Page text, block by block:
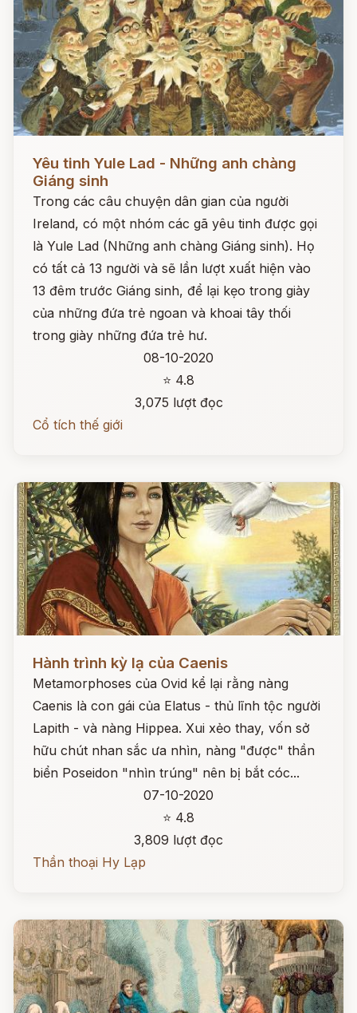
Yêu tinh Yule Lad - Những anh chàng
Giáng sinh
Trong các câu chuyện dân gian của người
Ireland, có một nhóm các gã yêu tinh được gọi
là Yule Lad (Những anh chàng Giáng sinh). Họ
có tất cả 13 người và sẽ lần lượt xuất hiện vào
13 đêm trước Giáng sinh, để lại kẹo trong giày
của những đứa trẻ ngoan và khoai tây thối
trong giày những đứa trẻ hư.
08-10-2020
⭐ 4.8
3,075 lượt đọc
Cổ tích thế giới
Hành trình kỳ lạ của Caenis
Metamorphoses của Ovid kể lại rằng nàng
Caenis là con gái của Elatus - thủ lĩnh tộc người
Lapith - và nàng Hippea. Xui xẻo thay, vốn sở
hữu chút nhan sắc ưa nhìn, nàng "được" thần
biển Poseidon "nhìn trúng" nên bị bắt cóc...
07-10-2020
⭐ 4.8
3,809 lượt đọc
Thần thoại Hy Lạp